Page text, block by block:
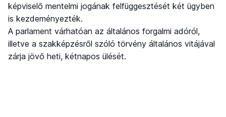
képviselő mentelmi jogának felfüggesztését két ügyben
is kezdeményezték.
A parlament várhatóan az általános forgalmi adóról,
illetve a szakképzésről szóló törvény általános vitájával
zárja jövő heti, kétnapos ülését.